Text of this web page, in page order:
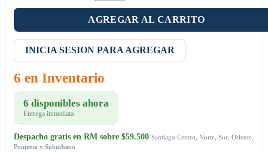
AGREGAR AL CARRITO
INICIA SESION PARA AGREGAR
6 en Inventario
6 disponibles ahora
Entrega inmediata
Despacho gratis en RM sobre $59.500 Santiago Centro, Norte, Sur, Oriente,
Poniente y Suburbano